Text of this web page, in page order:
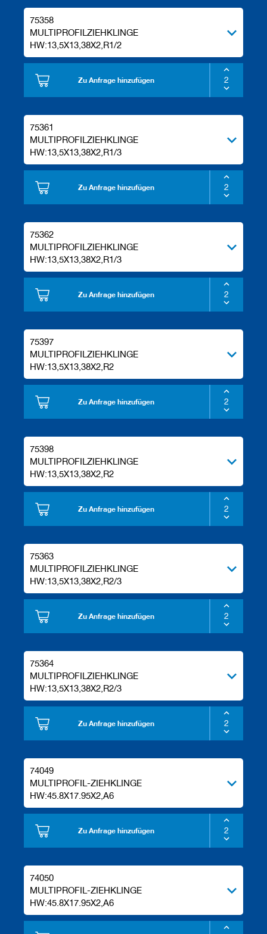
75358
MULTIPROFILZIEHKLINGE
HW:13,5X13,38X2,R1/2
Zu Anfrage hinzufügen
75361
MULTIPROFILZIEHKLINGE
HW:13,5X13,38X2,R1/3
Zu Anfrage hinzufügen
75362
MULTIPROFILZIEHKLINGE
HW:13,5X13,38X2,R1/3
Zu Anfrage hinzufügen
75397
MULTIPROFILZIEHKLINGE
HW:13,5X13,38X2,R2
Zu Anfrage hinzufügen
75398
MULTIPROFILZIEHKLINGE
HW:13,5X13,38X2,R2
Zu Anfrage hinzufügen
75363
MULTIPROFILZIEHKLINGE
HW:13,5X13,38X2,R2/3
Zu Anfrage hinzufügen
75364
MULTIPROFILZIEHKLINGE
HW:13,5X13,38X2,R2/3
Zu Anfrage hinzufügen
74049
MULTIPROFIL-ZIEHKLINGE
HW:45.8X17.95X2,A6
Zu Anfrage hinzufügen
74050
MULTIPROFIL-ZIEHKLINGE
HW:45.8X17.95X2,A6